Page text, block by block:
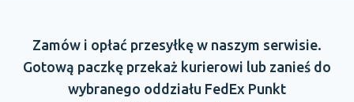
Zamów i opłać przesyłkę w naszym serwisie.
Gotową paczkę przekaż kurierowi lub zanieś do
wybranego oddziału FedEx Punkt